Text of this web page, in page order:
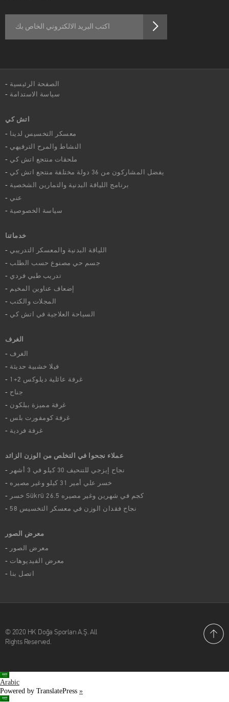
الصفحة الرئيسية
سياسة الاستدامة
اتش كي
معسكر التخسيس لدينا
النشاط والمرح الترفيهي
ملحقات منتجع اتش كي
يفضل المشاركون من 36 دولة مختلفة منتجع اتش كي
برنامج اللياقة البدنية والتمارين الشخصية
عني
سياسة الخصوصية
خدماتنا
اللياقة البدنية والمعسكر التدريبي
جسم حي مصنوع حسب الطلب
تدريب طبي فردي
إضعاف عناوين المخيم
المجلات والكتب
السياحة العلاجية في اتش كي
الغرف
الغرف
فيلا خشبية حديثة
غرفة عائلية ديلوكس 2+1
جناح
غرفة مميزة ببلكون
غرفة كومفورت بلس
غرفة فردية
عملاء نجحوا في التخلص من الوزن الزائد
نجاح إيزجي للتنحيف 30 كيلو في 3 أشهر
خسر علي أمير 31 كيلو وغير مصيره
خسر Sükrü 26.5 كجم في شهرين وغير مصيره
58 نجاح فقدان الوزن في معسكر التخسيس
معرض الصور
معرض الصور
معرض الفيديوهات
اتصل بنا
© 2020 HK Doğa Sporları A.Ş. All
Rights Reserved.
Arabic
Powered by TranslatePress »